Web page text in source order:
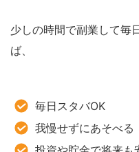
少しの時間で副業して毎
ば、
毎日スタバOK
我慢せずにあそべる